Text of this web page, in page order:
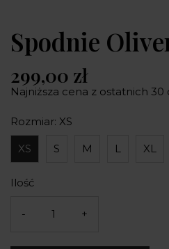
Spodnie
299,00 zł
Najniższa cena z ostatnich 30
Rozmiar: XS
XS S M L XL
Ilość
- +